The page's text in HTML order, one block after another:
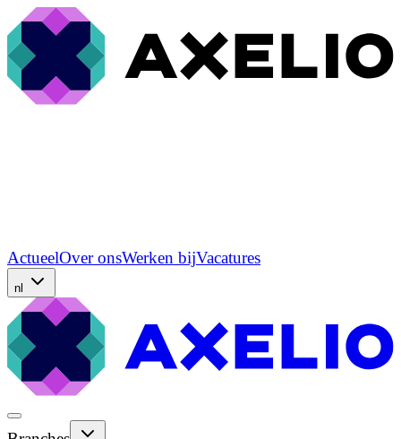
ActueelOver onsWerken bijVacatures
nl